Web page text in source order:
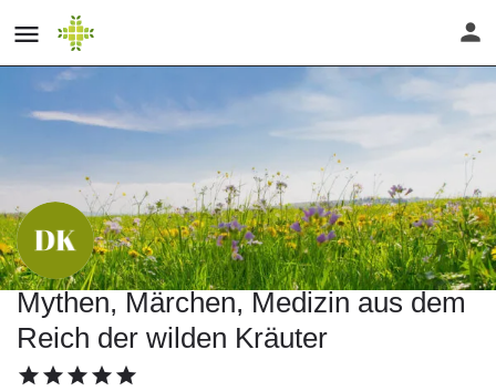
Mythen, Märchen, Medizin aus dem
Reich der wilden Kräuter